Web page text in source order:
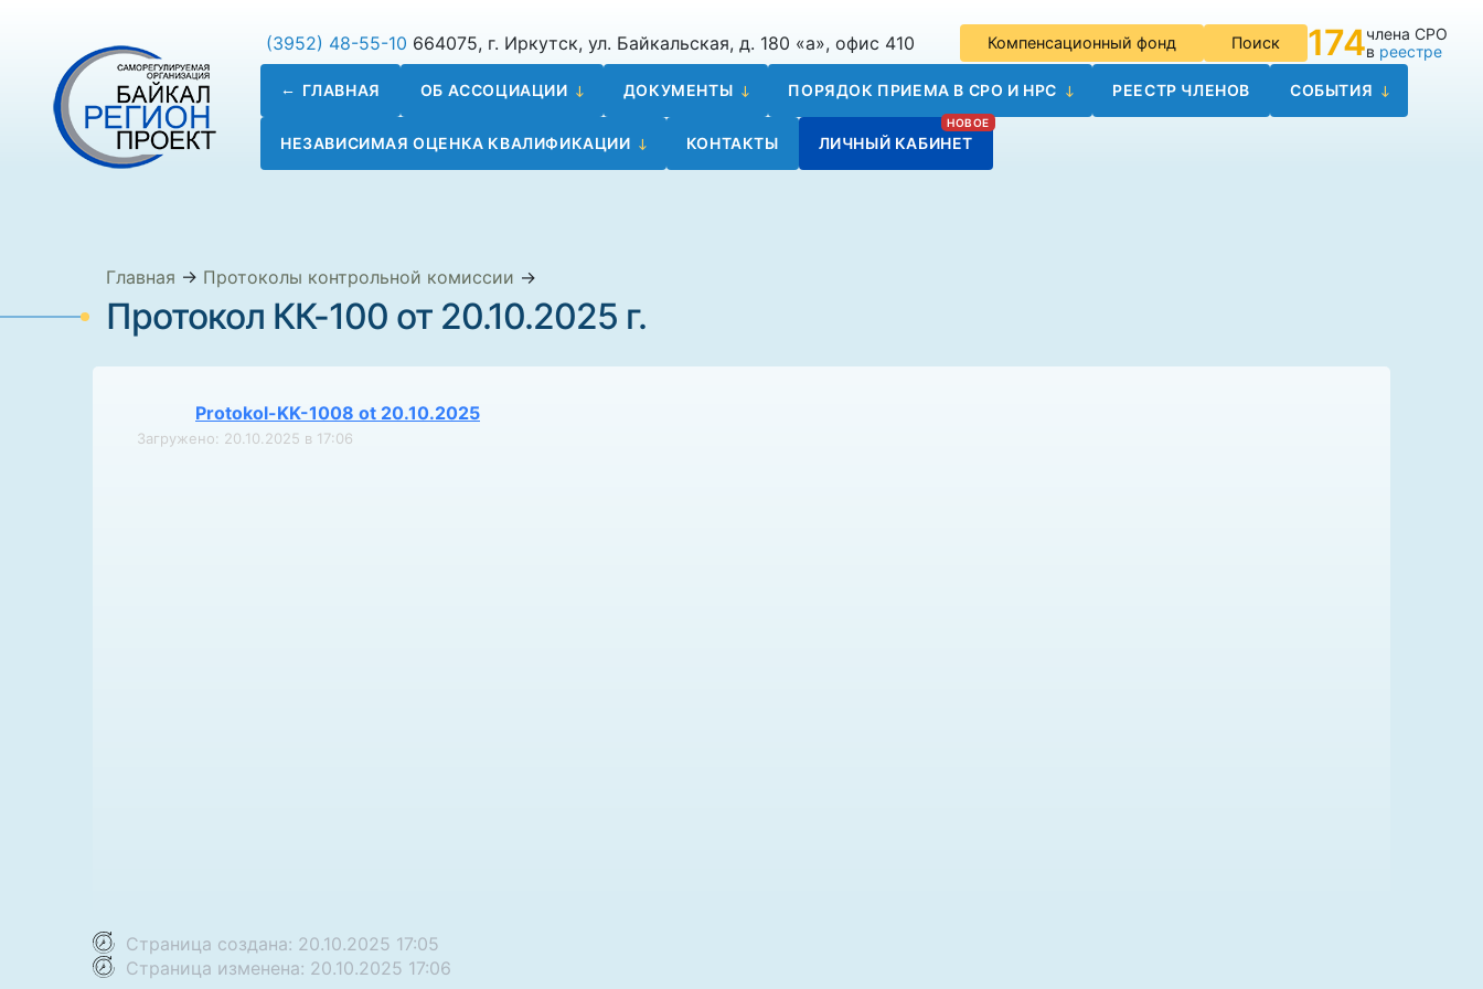
(3952) 48-55-10 664075, г. Иркутск, ул. Байкальская, д. 180 «а», офис 410 Компенсационный фонд Поиск 174члена СРО
в реестре
ГЛАВНАЯ ОБ АССОЦИАЦИИ ДОКУМЕНТЫ ПОРЯДОК ПРИЕМА В СРО И НРС РЕЕСТР ЧЛЕНОВ СОБЫТИЯ
НЕЗАВИСИМАЯ ОЦЕНКА КВАЛИФИКАЦИИ КОНТАКТЫ ЛИЧНЫЙ КАБИНЕТ
Главная → Протоколы контрольной комиссии →
Протокол КК-100 от 20.10.2025 г.
Protokol-KK-1008 ot 20.10.2025
Загружено: 20.10.2025 в 17:06
Страница создана: 20.10.2025 17:05
Страница изменена: 20.10.2025 17:06